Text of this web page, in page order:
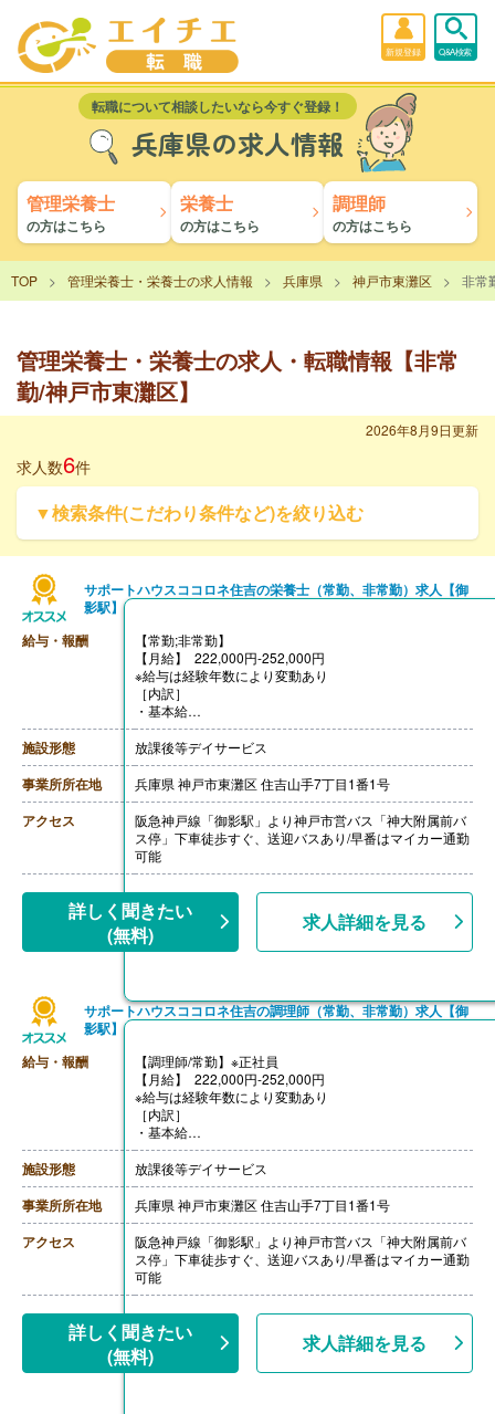
新規登録 Q&A検索
転職について相談したいなら今すぐ登録！
兵庫県の求人情報
管理栄養士
の方はこちら
栄養士
の方はこちら
調理師
の方はこちら
TOP 管理栄養士・栄養士の求人情報 兵庫県 神戸市東灘区 非常
管理栄養士・栄養士の求人・転職情報【非常
勤/神戸市東灘区】
2026年8月9日更新
求人数6件
▼検索条件(こだわり条件など)を絞り込む
サポートハウスココロネ住吉の栄養士（常勤、非常勤）求人【御
影駅】
給与・報酬
【常勤;非常勤】
【月給】 222,000円-252,000円
※給与は経験年数により変動あり
［内訳］
・基本給
・処遇改善手当 2,000円
・皆勤手当 5,000円
［その他手当］
・早番手当 1,000円/回
・時間外手当
・オリジナルライセンス制度手当
【賞与】年2回（計3.20ヶ月分）※前年度実績
【通勤手当】あり（全額支給）※規定あり
【昇給】あり（年1回）※前年度実績支給のため2年目よ
【退職金】あり※勤続3年以上
施設形態 放課後等デイサービス
事業所所在地 兵庫県 神戸市東灘区 住吉山手7丁目1番1号
アクセス
阪急神戸線「御影駅」より神戸市営バス「神大附属前バ
ス停」下車徒歩すぐ、送迎バスあり/早番はマイカー通勤
可能
詳しく聞きたい
(無料)
求人詳細を見る
サポートハウスココロネ住吉の調理師（常勤、非常勤）求人【御
影駅】
給与・報酬
【調理師/常勤】※正社員
【月給】 222,000円-252,000円
※給与は経験年数により変動あり
［内訳］
・基本給
・処遇改善手当 2,000円
・皆勤手当 5,000円
［その他手当］
・早番手当 1,000円/回
・時間外手当
・オリジナルライセンス制度手当
【賞与】年2回（計3.20ヶ月分）※前年度実績
【通勤手当】あり（全額支給）※規定あり
【昇給】あり（年1回）※前年度実績支給のため2年目よ
【退職金】あり※勤続3年以上
++++++++++++++++++++
【調理師/非常勤】
【時給】1,200円-1,500円
施設形態 放課後等デイサービス
事業所所在地 兵庫県 神戸市東灘区 住吉山手7丁目1番1号
アクセス
阪急神戸線「御影駅」より神戸市営バス「神大附属前バ
ス停」下車徒歩すぐ、送迎バスあり/早番はマイカー通勤
可能
詳しく聞きたい
(無料)
求人詳細を見る